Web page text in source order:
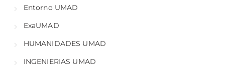
Entorno UMAD
ExaUMAD
HUMANIDADES UMAD
INGENIERIAS UMAD